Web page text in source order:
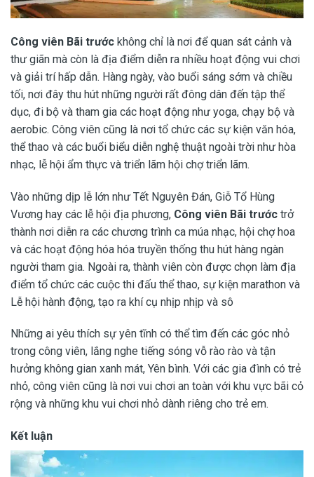
Công viên Bãi trước không chỉ là nơi để quan sát cảnh và
thư giãn mà còn là địa điểm diễn ra nhiều hoạt động vui chơi
và giải trí hấp dẫn. Hàng ngày, vào buổi sáng sớm và chiều
tối, nơi đây thu hút những người rất đông dân đến tập thể
dục, đi bộ và tham gia các hoạt động như yoga, chạy bộ và
aerobic. Công viên cũng là nơi tổ chức các sự kiện văn hóa,
thể thao và các buổi biểu diễn nghệ thuật ngoài trời như hòa
nhạc, lễ hội ẩm thực và triển lãm hội chợ triển lãm.
Vào những dịp lễ lớn như Tết Nguyên Đán, Giỗ Tổ Hùng
Vương hay các lễ hội địa phương, Công viên Bãi trước trở
thành nơi diễn ra các chương trình ca múa nhạc, hội chợ hoa
và các hoạt động hóa hóa truyền thống thu hút hàng ngàn
người tham gia. Ngoài ra, thành viên còn được chọn làm địa
điểm tổ chức các cuộc thi đấu thể thao, sự kiện marathon và
Lễ hội hành động, tạo ra khí cụ nhịp nhịp và sô
Những ai yêu thích sự yên tĩnh có thể tìm đến các góc nhỏ
trong công viên, lắng nghe tiếng sóng vỗ rào rào và tận
hưởng không gian xanh mát, Yên bình. Với các gia đình có trẻ
nhỏ, công viên cũng là nơi vui chơi an toàn với khu vực bãi cỏ
rộng và những khu vui chơi nhỏ dành riêng cho trẻ em.
Kết luận